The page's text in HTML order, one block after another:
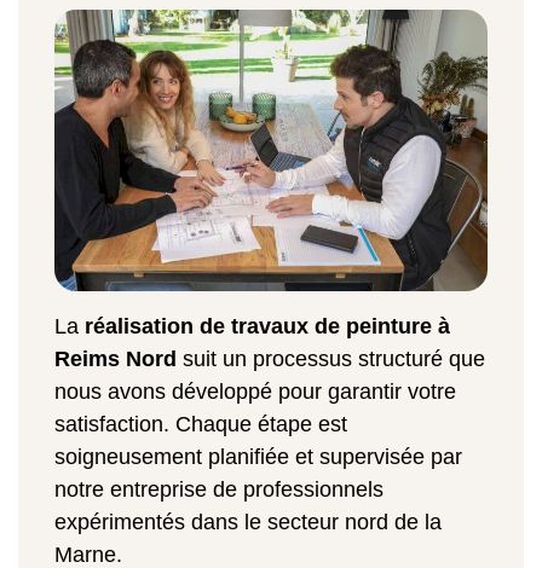
La réalisation de travaux de peinture à
Reims Nord suit un processus structuré que
nous avons développé pour garantir votre
satisfaction. Chaque étape est
soigneusement planifiée et supervisée par
notre entreprise de professionnels
expérimentés dans le secteur nord de la
Marne.